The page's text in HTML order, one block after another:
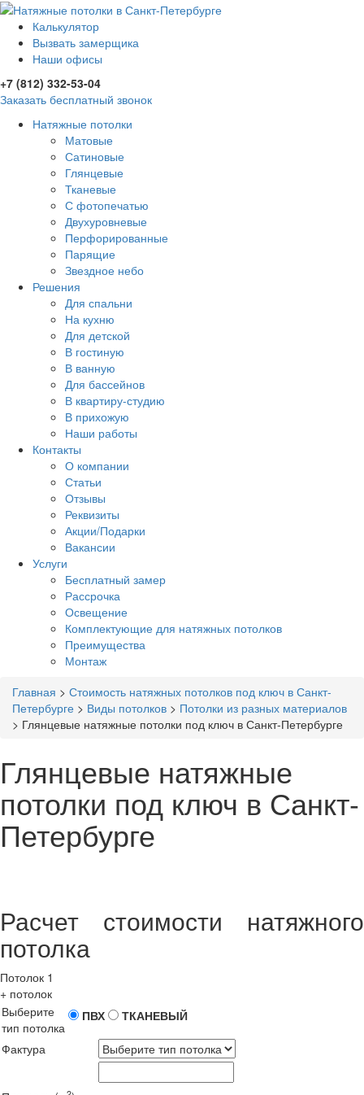
Калькулятор
Вызвать замерщика
Наши офисы
+7 (812) 332-53-04
Заказать бесплатный звонок
Натяжные потолки
Матовые
Сатиновые
Глянцевые
Тканевые
С фотопечатью
Двухуровневые
Перфорированные
Парящие
Звездное небо
Решения
Для спальни
На кухню
Для детской
В гостиную
В ванную
Для бассейнов
В квартиру-студию
В прихожую
Наши работы
Контакты
О компании
Статьи
Отзывы
Реквизиты
Акции/Подарки
Вакансии
Услуги
Бесплатный замер
Рассрочка
Освещение
Комплектующие для натяжных потолков
Преимущества
Монтаж
Главная > Стоимость натяжных потолков под ключ в Санкт-
Петербурге > Виды потолков > Потолки из разных материалов
> Глянцевые натяжные потолки под ключ в Санкт-Петербурге
Глянцевые натяжные
потолки под ключ в Санкт-
Петербурге
Расчет стоимости натяжного
потолка
Потолок 1
+ потолок
Выберите
тип потолка
ПВХ ТКАНЕВЫЙ
Фактура